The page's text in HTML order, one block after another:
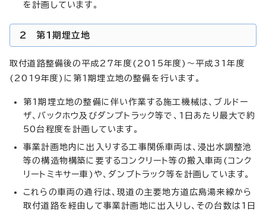
を計画しています。
2 第1期埋立地
取付道路整備後の平成27年度(2015年度)～平成31年度
(2019年度)に第1期埋立地の整備を行います。
第1期埋立地の整備に伴い作業する施工機械は、ブルドー
ザ、バックホウ及びダンプトラック等で、1日あたり最大で約
50台程度を計画しています。
事業計画地内に出入りする工事関係車両は、浸出水調整池
等の構造物構築に要するコンクリート等の搬入車両(コンク
リートミキサー車)や、ダンプトラック等を計画しています。
これらの車両の通行は、現道の主要地方道広島湯来線から
取付道路を経由して事業計画地に出入りし、その台数は1日